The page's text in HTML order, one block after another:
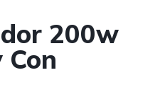
200w
Con